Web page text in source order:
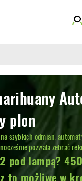
plon
szybkich odmian,
pozwala zebrać
pod lampą?
to możliwe w